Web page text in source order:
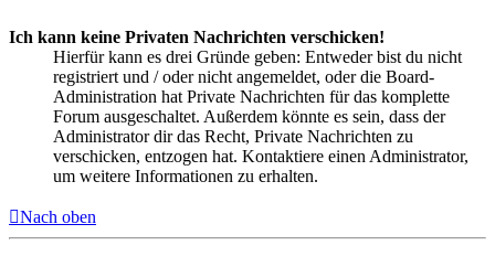
Ich kann keine Privaten Nachrichten verschicken!
Hierfür kann es drei Gründe geben: Entweder bist du nicht
registriert und / oder nicht angemeldet, oder die Board-
Administration hat Private Nachrichten für das komplette
Forum ausgeschaltet. Außerdem könnte es sein, dass der
Administrator dir das Recht, Private Nachrichten zu
verschicken, entzogen hat. Kontaktiere einen Administrator,
um weitere Informationen zu erhalten.
Nach oben